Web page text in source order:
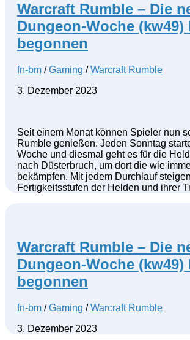
Warcraft Rumble – Die
Dungeon-Woche (kw49)
begonnen
fn-bm /Gaming /Warcraft Rumble
3. Dezember 2023
Seit einem Monat können Spieler nun
Rumble genießen. Jeden Sonntag
Woche und diesmal geht es für die
nach Düsterbruch, um dort die wie
bekämpfen. Mit jedem Durchlauf
Fertigkeitsstufen der Helden und ihrer
Warcraft Rumble – Die
Dungeon-Woche (kw49)
begonnen
fn-bm /Gaming /Warcraft Rumble
3. Dezember 2023